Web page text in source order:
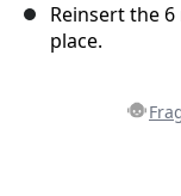
Reinsert the
place.